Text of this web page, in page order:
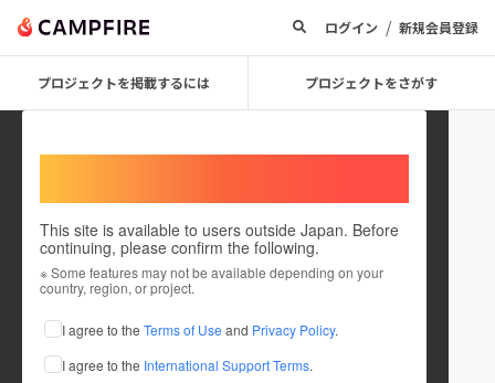
ログイン / 新規会員登録
プロジェクトを掲載するには プロジェクトをさがす
This site is available to users outside Japan. Before
continuing, please confirm the following.
※ Some features may not be available depending on your
country, region, or project.
I agree to the Terms of Use and Privacy Policy.
I agree to the International Support Terms.
shufure
これまでに5回支援して1件のプロジェクトを投稿しています
在住国：日本 現在地：神奈川県